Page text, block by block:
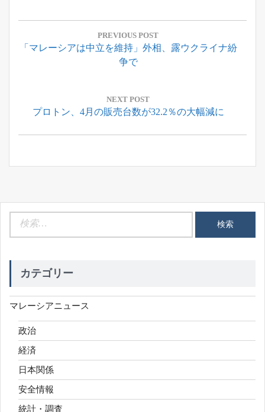
投
ナ
ョ
PREVIOUS POST
Previous
「マレーシアは中立を維持」外相、露ウクライナ紛
争で
NEXT POST
Next
プロトン、4月の販売台数が32.2％の大幅減に
カテゴリー
マレーシアニュース
政治
経済
日本関係
安全情報
統計・調査